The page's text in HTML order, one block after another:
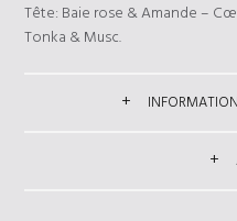
Tête: Baie rose & Amande –
Tonka & Musc.